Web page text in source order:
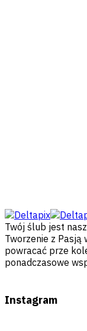
Twój ślub jest
Tworzenie z Pasją
powracać prze
ponadczasowe
Instagram